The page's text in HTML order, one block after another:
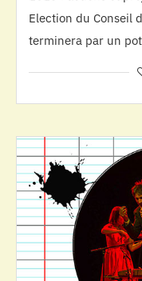
Election du Conseil
terminera par un